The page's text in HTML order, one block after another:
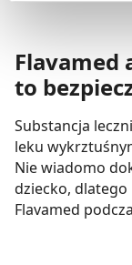
Możesz również
będzie
pozyskiwanie od
dla
z brakiem
Strony.
Flavamed
to
Substancja
leku
Nie wiadomo
dziecko,
Flavamed